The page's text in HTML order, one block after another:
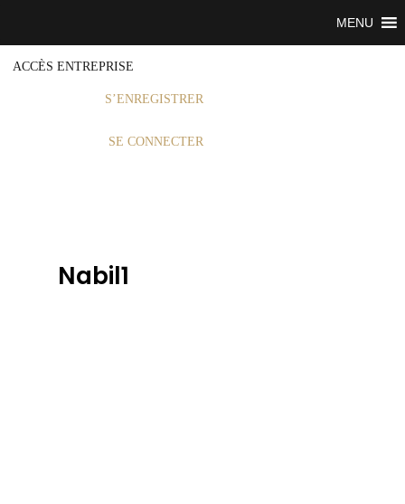
ACCÈS ENTREPRISE
S’ENREGISTRER
SE CONNECTER
MENU
Nabil1